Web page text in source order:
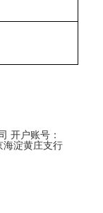
开户账号：
海淀黄庄支行